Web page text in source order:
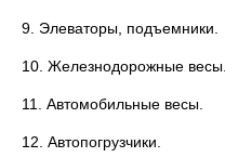
9. Элеваторы, подъемники.
10. Железнодорожные весы.
11. Автомобильные весы.
12. Автопогрузчики.